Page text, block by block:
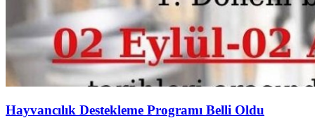
Hayvancılık Destekleme Programı Belli Oldu